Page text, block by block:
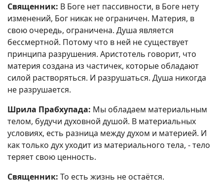
Священник: В Боге нет пассивности, в Боге нету
изменений, Бог никак не ограничен. Материя, в
свою очередь, ограничена. Душа является
бессмертной. Потому что в ней не существует
принципа разрушения. Аристотель говорит, что
материя создана из частичек, которые обладают
силой растворяться. И разрушаться. Душа никогда
не разрушается.
Шрила Прабхупада: Мы обладаем материальным
телом, будучи духовной душой. В материальных
условиях, есть разница между духом и материей. И
как только дух уходит из материального тела, - тело
теряет свою ценность.
Священник: То есть жизнь не остаётся.